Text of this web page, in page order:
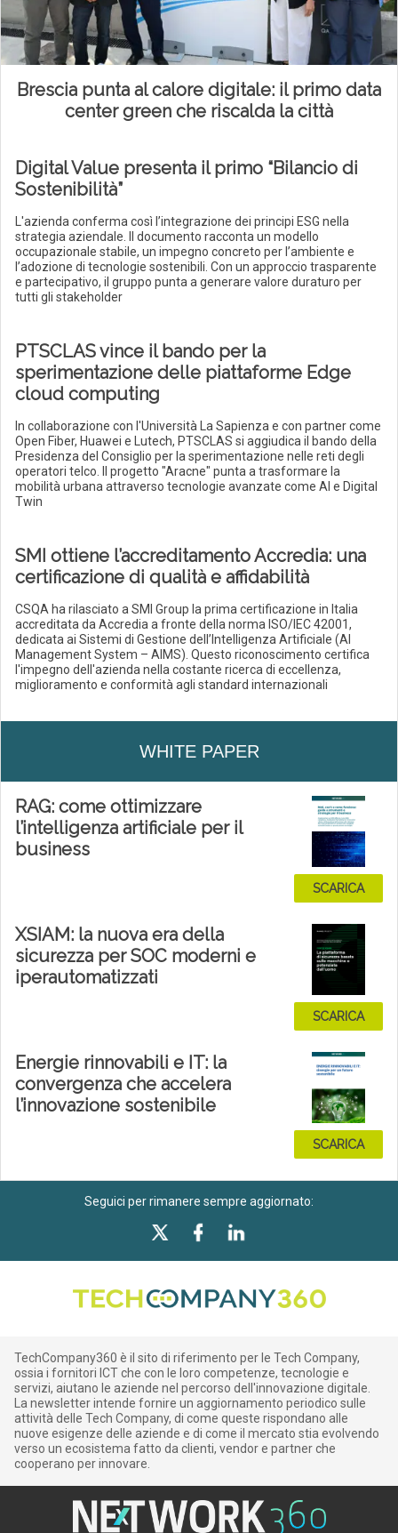
Brescia punta al calore digitale: il primo data
center green che riscalda la città
Digital Value presenta il primo “Bilancio di
Sostenibilità”
L'azienda conferma così l’integrazione dei principi ESG nella
strategia aziendale. Il documento racconta un modello
occupazionale stabile, un impegno concreto per l’ambiente e
l’adozione di tecnologie sostenibili. Con un approccio trasparente
e partecipativo, il gruppo punta a generare valore duraturo per
tutti gli stakeholder
PTSCLAS vince il bando per la
sperimentazione delle piattaforme Edge
cloud computing
In collaborazione con l'Università La Sapienza e con partner come
Open Fiber, Huawei e Lutech, PTSCLAS si aggiudica il bando della
Presidenza del Consiglio per la sperimentazione nelle reti degli
operatori telco. Il progetto "Aracne" punta a trasformare la
mobilità urbana attraverso tecnologie avanzate come AI e Digital
Twin
SMI ottiene l’accreditamento Accredia: una
certificazione di qualità e affidabilità
CSQA ha rilasciato a SMI Group la prima certificazione in Italia
accreditata da Accredia a fronte della norma ISO/IEC 42001,
dedicata ai Sistemi di Gestione dell’Intelligenza Artificiale (AI
Management System – AIMS). Questo riconoscimento certifica
l'impegno dell'azienda nella costante ricerca di eccellenza,
miglioramento e conformità agli standard internazionali
WHITE PAPER
RAG: come ottimizzare
l’intelligenza artificiale per il
business
SCARICA
XSIAM: la nuova era della
sicurezza per SOC moderni e
iperautomatizzati
SCARICA
Energie rinnovabili e IT: la
convergenza che accelera
l’innovazione sostenibile
SCARICA
Seguici per rimanere sempre aggiornato:
TechCompany360 è il sito di riferimento per le Tech Company,
ossia i fornitori ICT che con le loro competenze, tecnologie e
servizi, aiutano le aziende nel percorso dell'innovazione digitale.
La newsletter intende fornire un aggiornamento periodico sulle
attività delle Tech Company, di come queste rispondano alle
nuove esigenze delle aziende e di come il mercato stia evolvendo
verso un ecosistema fatto da clienti, vendor e partner che
cooperano per innovare.